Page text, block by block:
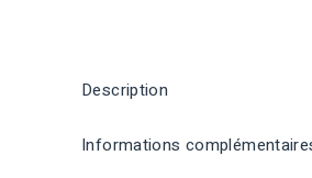
Description
Informations